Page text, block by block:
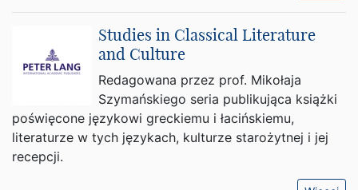
Studies in Classical Literature
and Culture
Redagowana przez prof. Mikołaja
Szymańskiego seria publikująca książki
poświęcone językowi greckiemu i łacińskiemu,
literaturze w tych językach, kulturze starożytnej i jej
recepcji.